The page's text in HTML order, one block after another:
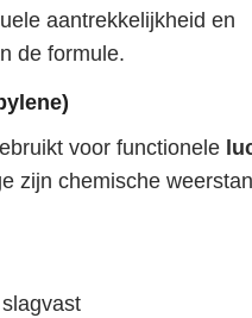
aantrekkelijkheid en
de formule.
voor functionele
zijn chemische